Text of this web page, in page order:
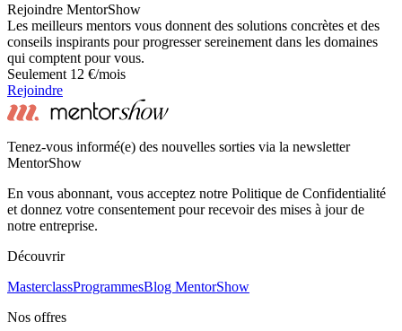
Rejoindre MentorShow
Les meilleurs mentors vous donnent des solutions concrètes et des
conseils inspirants pour progresser sereinement dans les domaines
qui comptent pour vous.
Seulement 12 €/mois
Rejoindre
Tenez-vous informé(e) des nouvelles sorties via la newsletter
MentorShow
En vous abonnant, vous acceptez notre Politique de Confidentialité
et donnez votre consentement pour recevoir des mises à jour de
notre entreprise.
Découvrir
MasterclassProgrammesBlog MentorShow
Nos offres